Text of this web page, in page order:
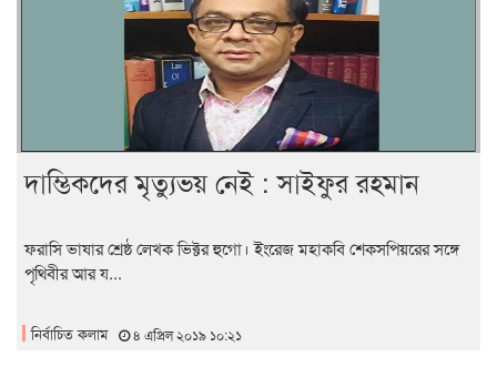
দাম্ভিকদের মৃত্যুভয় নেই : সাইফুর রহমান
ফরাসি ভাষার শ্রেষ্ঠ লেখক ভিক্টর হুগো। ইংরেজ মহাকবি শেকসপিয়রের সঙ্গে
পৃথিবীর আর য...
নির্বাচিত কলাম ৪ এপ্রিল ২০১৯ ১০:২১